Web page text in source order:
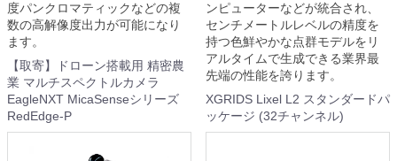
度パンクロマティックなどの複
数の高解像度出力が可能になり
ます。
【取寄】ドローン搭載用 精密農
業 マルチスペクトルカメラ
EagleNXT MicaSenseシリーズ
RedEdge-P
ンピューターなどが統合され、
センチメートルレベルの精度を
持つ色鮮やかな点群モデルをリ
アルタイムで生成できる業界最
先端の性能を誇ります。
XGRIDS Lixel L2 スタンダードパ
ッケージ (32チャンネル)